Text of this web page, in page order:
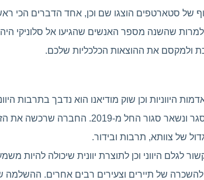
סוף של סטארטפים הוצגו שם וכן, אחד הדברים הכי
ולמקסם את ההוצאות הכלכליות שלכם.
היווניות וכן שוק מודיאנו הוא נדבך בתרבות
כלכלית והוא נבנה אחרי השריפה הגדולה ב- 1917 והבנייה שלו הסתיימה
היווני וכן לתוצרת יוונית שיכולה להיות
של תיירים וצעירים רבים אחרים. ההשלמה